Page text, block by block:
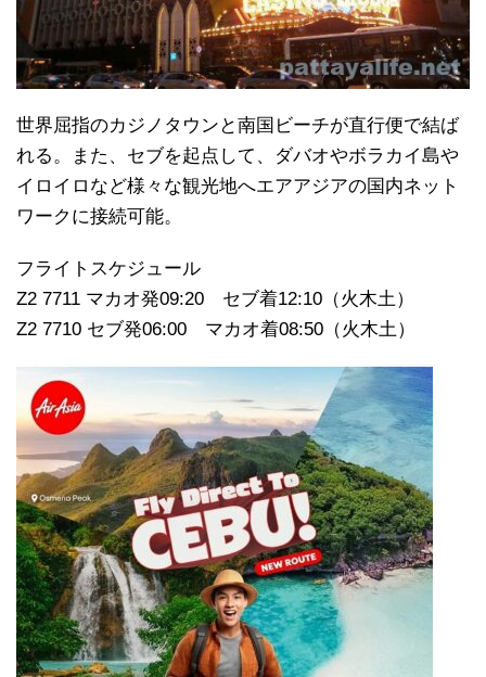
世界屈指のカジノタウンと南国ビーチが直行便で結ば
れる。また、セブを起点して、ダバオやボラカイ島や
イロイロなど様々な観光地へエアアジアの国内ネット
ワークに接続可能。
フライトスケジュール
Z2 7711 マカオ発09:20 セブ着12:10（火木土）
Z2 7710 セブ発06:00 マカオ着08:50（火木土）